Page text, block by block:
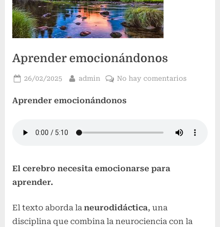
Aprender emocionándonos
Publicado
26/02/2025 Por
admin No hay comentariosen
Aprender emocionándonos
El cerebro necesita emocionarse para
aprender.
El texto aborda la neurodidáctica, una
disciplina que combina la neurociencia con la